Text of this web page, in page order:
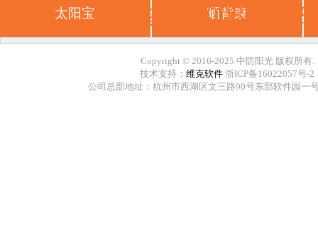
热线：4008-365-
太阳宝 晒背康
Copyright © 2016-2025 中防阳光 版权所有.
技术支持： 维克软件 浙ICP备16022057号-2
公司总部地址：杭州市西湖区文三路90号东部软件园一